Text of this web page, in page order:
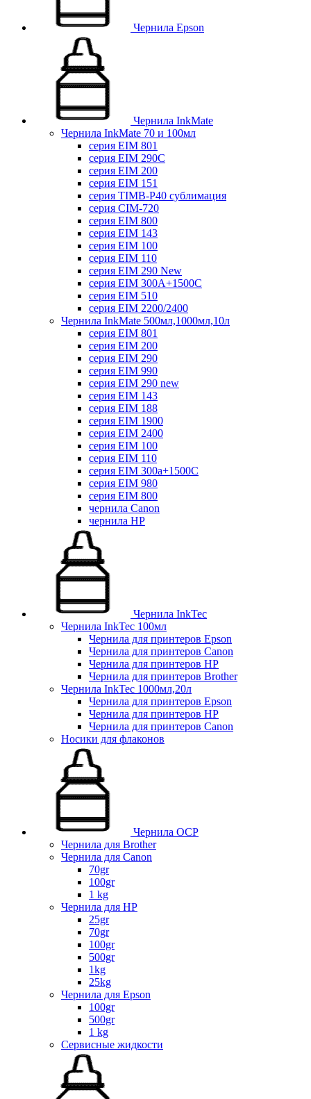
Чернила Epson
Чернила InkMate
Чернила InkMate 70 и 100мл
серия EIM 801
серия EIM 290C
серия EIM 200
серия EIM 151
серия TIMB-P40 сублимация
серия CIM-720
серия EIM 800
серия EIM 143
серия EIM 100
серия EIM 110
серия EIM 290 New
серия EIM 300А+1500С
серия EIM 510
серия EIM 2200/2400
Чернила InkMate 500мл,1000мл,10л
серия EIM 801
серия EIM 200
серия EIM 290
серия EIM 990
серия EIM 290 new
серия EIM 143
серия EIM 188
серия EIM 1900
серия EIM 2400
серия EIM 100
серия EIM 110
серия EIM 300a+1500C
серия EIM 980
серия EIM 800
чернила Canon
чернила HP
Чернила InkTec
Чернила InkTec 100мл
Чернила для принтеров Epson
Чернила для принтеров Canon
Чернила для принтеров HP
Чернила для принтеров Brother
Чернила InkTec 1000мл,20л
Чернила для принтеров Epson
Чернила для принтеров HP
Чернила для принтеров Canon
Носики для флаконов
Чернила OCP
Чернила для Brother
Чернила для Canon
70gr
100gr
1 kg
Чернила для HP
25gr
70gr
100gr
500gr
1kg
25kg
Чернила для Epson
100gr
500gr
1 kg
Сервисные жидкости